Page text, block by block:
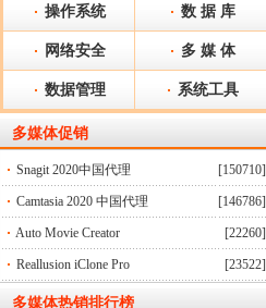
操作系统 数 据 库
网络安全 多 媒 体
数据管理 系统工具
多媒体促销
Snagit 2020中国代理 [150710]
Camtasia 2020 中国代理 [146786]
Auto Movie Creator [22260]
Reallusion iClone Pro [23522]
多媒体热销排行榜